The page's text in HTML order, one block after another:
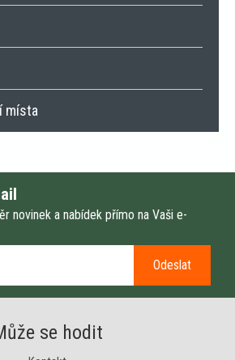
místa
novinek a nabídek přímo na Vaši e-
Odeslat
se hodit